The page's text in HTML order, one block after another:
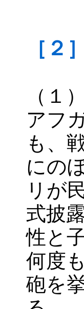
［２
（１
アフ
も、
にの
リが
式披
性と
何度
砲を